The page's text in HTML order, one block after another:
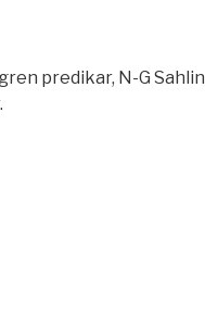
predikar, N-G Sahlin